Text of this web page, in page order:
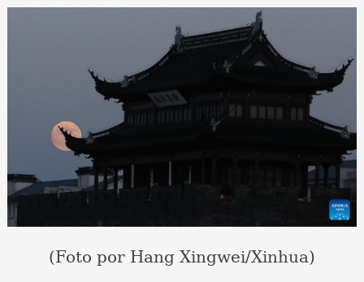
(Foto por Hang Xingwei/Xinhua)